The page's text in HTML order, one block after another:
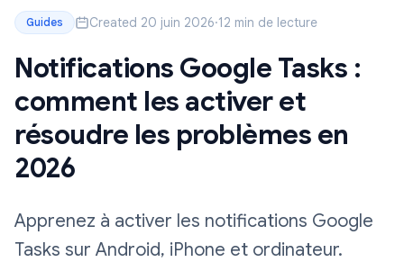
Guides Created 20 juin 2026·12 min de lecture
Notifications Google Tasks :
comment les activer et
résoudre les problèmes en
2026
Apprenez à activer les notifications Google
Tasks sur Android, iPhone et ordinateur.